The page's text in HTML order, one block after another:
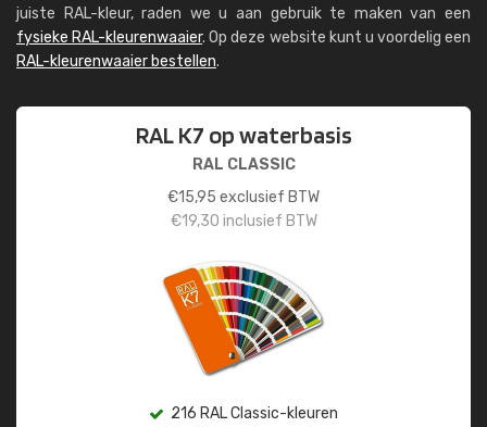
juiste RAL-kleur, raden we u aan gebruik te maken van een
fysieke RAL-kleurenwaaier. Op deze website kunt u voordelig een
RAL-kleurenwaaier bestellen.
RAL K7 op waterbasis
RAL CLASSIC
€15,95 exclusief BTW
€19,30 inclusief BTW
216 RAL Classic-kleuren